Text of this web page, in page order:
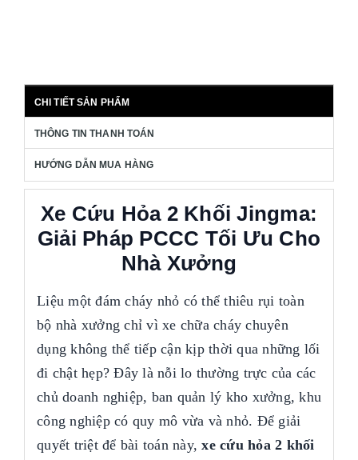
CHI TIẾT SẢN PHẨM
THÔNG TIN THANH TOÁN
HƯỚNG DẪN MUA HÀNG
Xe Cứu Hỏa 2 Khối Jingma:
Giải Pháp PCCC Tối Ưu Cho
Nhà Xưởng
Liệu một đám cháy nhỏ có thể thiêu rụi toàn
bộ nhà xưởng chỉ vì xe chữa cháy chuyên
dụng không thể tiếp cận kịp thời qua những lối
đi chật hẹp? Đây là nỗi lo thường trực của các
chủ doanh nghiệp, ban quản lý kho xưởng, khu
công nghiệp có quy mô vừa và nhỏ. Để giải
quyết triệt để bài toán này,xe cứu hỏa 2 khối